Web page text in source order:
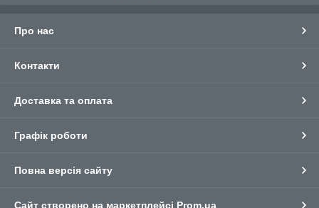
Про нас
Контакти
Доставка та оплата
Графік роботи
Повна версія сайту
Сайт створено на маркетплейсі Prom.ua